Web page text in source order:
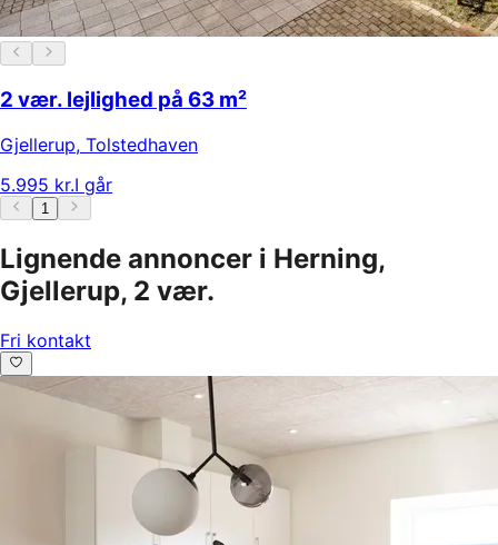
2 vær. lejlighed på 63 m²
Gjellerup, Tolstedhaven
5.995 kr.I går
1
Lignende annoncer i Herning,
Gjellerup, 2 vær.
Fri kontakt